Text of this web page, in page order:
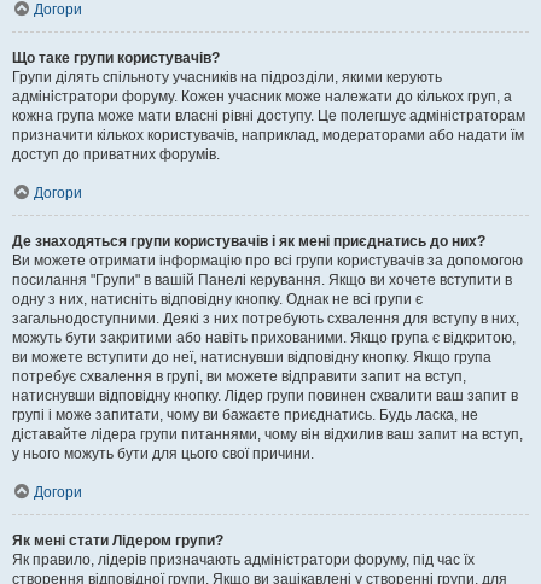
Догори
Що таке групи користувачів?
Групи ділять спільноту учасників на підрозділи, якими керують
адміністратори форуму. Кожен учасник може належати до кількох груп, а
кожна група може мати власні рівні доступу. Це полегшує адміністраторам
призначити кількох користувачів, наприклад, модераторами або надати їм
доступ до приватних форумів.
Догори
Де знаходяться групи користувачів і як мені приєднатись до них?
Ви можете отримати інформацію про всі групи користувачів за допомогою
посилання "Групи" в вашій Панелі керування. Якщо ви хочете вступити в
одну з них, натисніть відповідну кнопку. Однак не всі групи є
загальнодоступними. Деякі з них потребують схвалення для вступу в них,
можуть бути закритими або навіть прихованими. Якщо група є відкритою,
ви можете вступити до неї, натиснувши відповідну кнопку. Якщо група
потребує схвалення в групі, ви можете відправити запит на вступ,
натиснувши відповідну кнопку. Лідер групи повинен схвалити ваш запит в
групі і може запитати, чому ви бажаєте приєднатись. Будь ласка, не
діставайте лідера групи питаннями, чому він відхилив ваш запит на вступ,
у нього можуть бути для цього свої причини.
Догори
Як мені стати Лідером групи?
Як правило, лідерів призначають адміністратори форуму, під час їх
створення відповідної групи. Якщо ви зацікавлені у створенні групи, для